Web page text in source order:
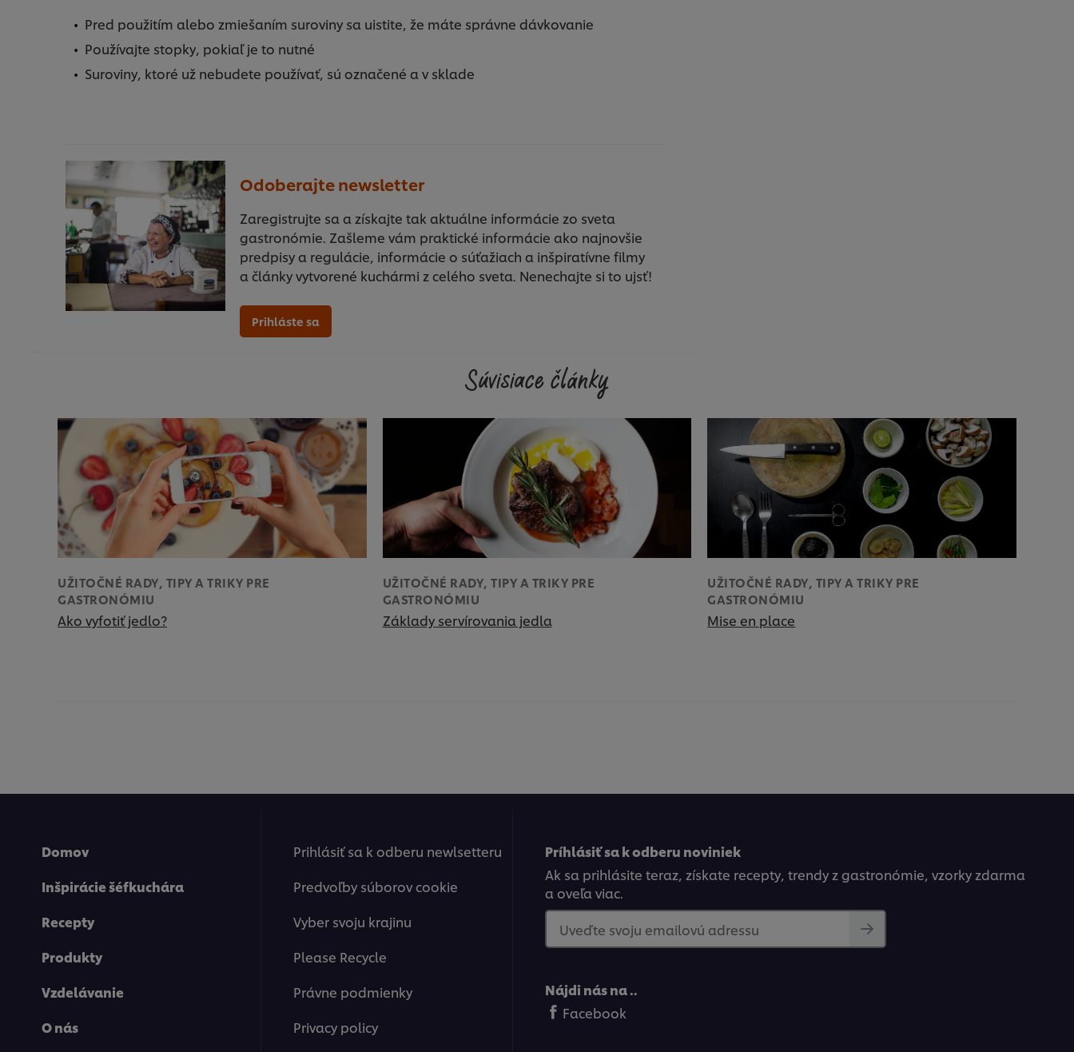
Pred použitím alebo zmiešaním suroviny sa uistite, že máte správne dávkovanie
Používajte stopky, pokiaľ je to nutné
Suroviny, ktoré už nebudete používať, sú označené a v sklade
Odoberajte newsletter
Zaregistrujte sa a získajte tak aktuálne informácie zo sveta
gastronómie. Zašleme vám praktické informácie ako najnovšie
predpisy a regulácie, informácie o súťažiach a inšpiratívne filmy
a články vytvorené kuchármi z celého sveta. Nenechajte si to ujsť!
Prihláste sa
Súvisiace články
UŽITOČNÉ RADY, TIPY A TRIKY PRE
GASTRONÓMIU
Ako vyfotiť jedlo?
UŽITOČNÉ RADY, TIPY A TRIKY PRE
GASTRONÓMIU
Základy servírovania jedla
UŽITOČNÉ RADY, TIPY A TRIKY PRE
GASTRONÓMIU
Mise en place
Domov
Inšpirácie šéfkuchára
Recepty
Produkty
Vzdelávanie
O nás
Prihlásiť sa k odberu newlsetteru
Predvoľby súborov cookie
Vyber svoju krajinu
Please Recycle
Právne podmienky
Privacy policy
Príhlásiť sa k odberu noviniek
Ak sa prihlásite teraz, získate recepty, trendy z gastronómie, vzorky zdarma
a oveľa viac.
Uveďte svoju emailovú adressu
Nájdi nás na ..
Facebook